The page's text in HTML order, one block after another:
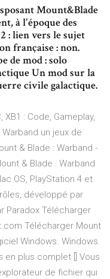
Mount&Blade
à l'époque des
: lien vers le sujet
française : non.
de mod : solo
Un mod sur la
civile galactique.
XB1 : Code, Gameplay,
un jeux de
& Blade : Warband -
& Blade : Warband
OS, PlayStation 4 et
développé par
Paradox Télécharger
Télécharger Mount
Windows. Windows.
en plus complet [] Vous
de fichier qui